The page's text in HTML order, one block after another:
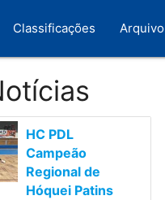
Classificações Arquivo
HC PDL
Campeão
Regional de
Hóquei Patins